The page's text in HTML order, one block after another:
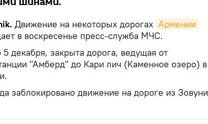
Движение на некоторых дорогах Армении
в воскресенье пресс-служба МЧС.
декабря, закрыта дорога, ведущая от
"Амберд" до Кари лич (Каменное озеро) в
заблокировано движение на дороге из Зовуни